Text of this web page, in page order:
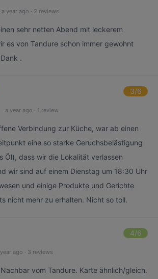
a year ago · 2 reviews
sehr netten Abend mit leckerem
es von Tandure schon immer gewohnt
.
3/6
a year ago · 1 review
Verbindung zur Küche, war ab einen
eine so starke Geruchsbelästigung
Öl), dass wir die Lokalität verlassen
wir sind auf einem Dienstag um 18:30 Uhr
und einige Produkte und Gerichte
nicht mehr zu erhalten. Nicht so toll.
4/6
ago · 3 reviews
vom Tandure. Karte ähnlich/gleich.